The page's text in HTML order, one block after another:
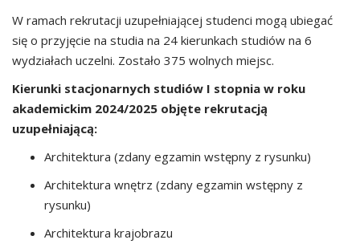
W ramach rekrutacji uzupełniającej studenci mogą ubiegać
się o przyjęcie na studia na 24 kierunkach studiów na 6
wydziałach uczelni. Zostało 375 wolnych miejsc.
Kierunki stacjonarnych studiów I stopnia w roku
akademickim 2024/2025 objęte rekrutacją
uzupełniającą:
Architektura (zdany egzamin wstępny z rysunku)
Architektura wnętrz (zdany egzamin wstępny z
rysunku)
Architektura krajobrazu